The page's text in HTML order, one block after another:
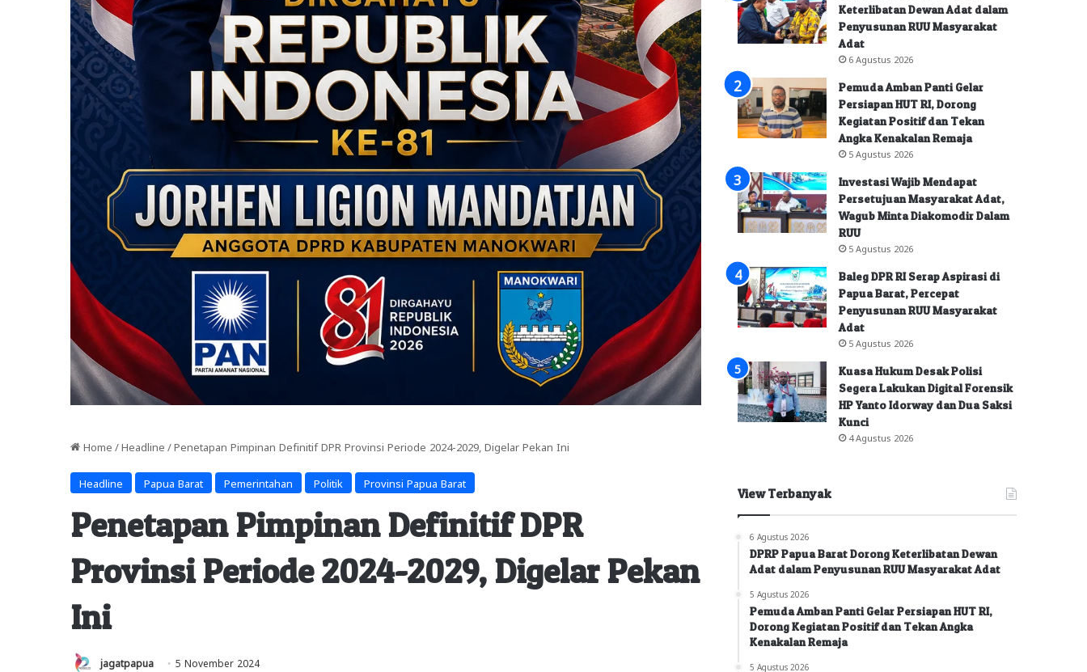
Home / Headline / Penetapan Pimpinan Definitif DPR Provinsi Periode 2024-2029, Digelar Pekan Ini
Headline Papua Barat Pemerintahan Politik Provinsi Papua Barat
Penetapan Pimpinan Definitif DPR
Provinsi Periode 2024-2029, Digelar Pekan
Ini
jagatpapua 5 November 2024
Keterlibatan Dewan Adat dalam
Penyusunan RUU Masyarakat
Adat
6 Agustus 2026
Pemuda Amban Panti Gelar
Persiapan HUT RI, Dorong
Kegiatan Positif dan Tekan
Angka Kenakalan Remaja
5 Agustus 2026
Investasi Wajib Mendapat
Persetujuan Masyarakat Adat,
Wagub Minta Diakomodir Dalam
RUU
5 Agustus 2026
Baleg DPR RI Serap Aspirasi di
Papua Barat, Percepat
Penyusunan RUU Masyarakat
Adat
5 Agustus 2026
Kuasa Hukum Desak Polisi
Segera Lakukan Digital Forensik
HP Yanto Idorway dan Dua Saksi
Kunci
4 Agustus 2026
View Terbanyak
6 Agustus 2026
DPRP Papua Barat Dorong Keterlibatan Dewan
Adat dalam Penyusunan RUU Masyarakat Adat
5 Agustus 2026
Pemuda Amban Panti Gelar Persiapan HUT RI,
Dorong Kegiatan Positif dan Tekan Angka
Kenakalan Remaja
5 Agustus 2026